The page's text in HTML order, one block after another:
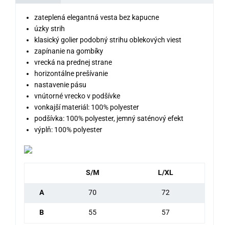
zateplená elegantná vesta bez kapucne
úzky strih
klasický golier podobný strihu oblekových viest
zapínanie na gombíky
vrecká na prednej strane
horizontálne prešívanie
nastavenie pásu
vnútorné vrecko v podšívke
vonkajší materiál: 100% polyester
podšívka: 100% polyester, jemný saténový efekt
výplň: 100% polyester
S/M L/XL
A 70 72
B 55 57